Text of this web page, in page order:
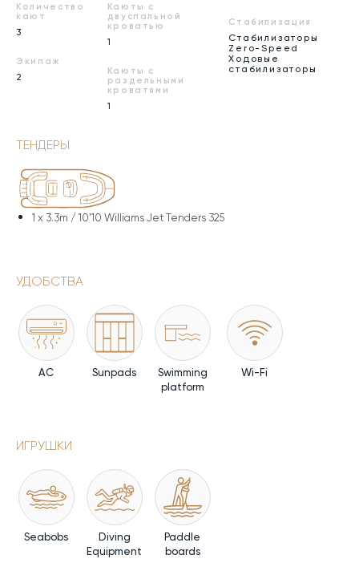
Количество
кают
3
Экипаж
2
Каюты с
двуспальной
кроватью
1
Каюты с
раздельными
кроватями
1
Стабилизация
Стабилизаторы
Zero-Speed
Ходовые
стабилизаторы
ТЕНДЕРЫ
1 x 3.3m / 10'10 Williams Jet Tenders 325
УДОБСТВА
AC Sunpads
Swimming
platform
Wi-Fi
ИГРУШКИ
Seabobs
Diving
Equipment
Paddle
boards